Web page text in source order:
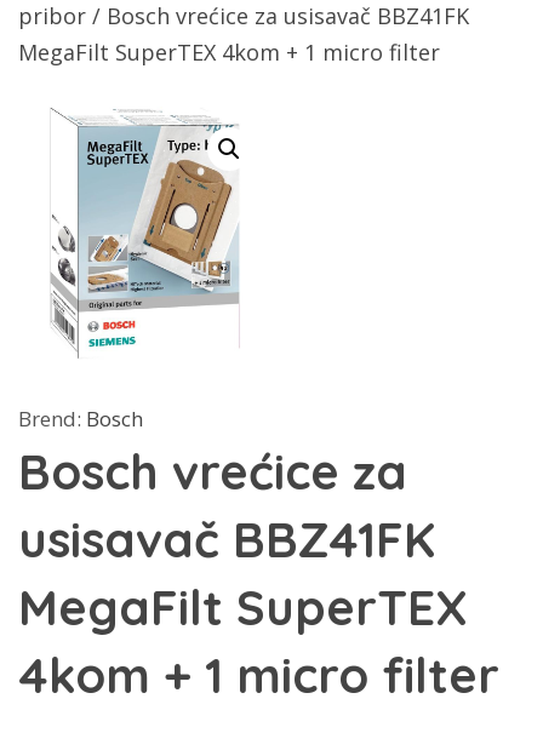
pribor / Bosch vrećice za usisavač BBZ41FK
MegaFilt SuperTEX 4kom + 1 micro filter
Brend: Bosch
Bosch vrećice za
usisavač BBZ41FK
MegaFilt SuperTEX
4kom + 1 micro filter